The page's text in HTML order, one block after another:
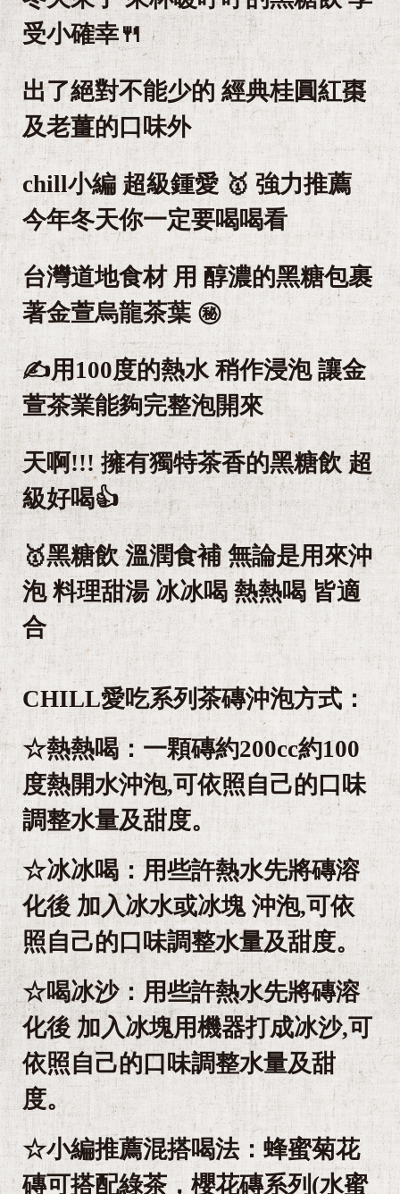
受小確幸🍴
出了絕對不能少的 經典桂圓紅棗
及老薑的口味外
chill小編 超級鍾愛 🥇 強力推薦
今年冬天你一定要喝喝看
台灣道地食材 用 醇濃的黑糖包裹
著金萱烏龍茶葉 ㊙
✍用100度的熱水 稍作浸泡 讓金
萱茶業能夠完整泡開來
天啊!!! 擁有獨特茶香的黑糖飲 超
級好喝👍
🥇黑糖飲 溫潤食補 無論是用來沖
泡 料理甜湯 冰冰喝 熱熱喝 皆適
合
CHILL愛吃系列茶磚沖泡方式：
☆熱熱喝：一顆磚約200cc約100
度熱開水沖泡,可依照自己的口味
調整水量及甜度。
☆冰冰喝：用些許熱水先將磚溶
化後 加入冰水或冰塊 沖泡,可依
照自己的口味調整水量及甜度。
☆喝冰沙：用些許熱水先將磚溶
化後 加入冰塊用機器打成冰沙,可
依照自己的口味調整水量及甜
度。
☆小編推薦混搭喝法：蜂蜜菊花
磚可搭配綠茶，櫻花磚系列(水蜜